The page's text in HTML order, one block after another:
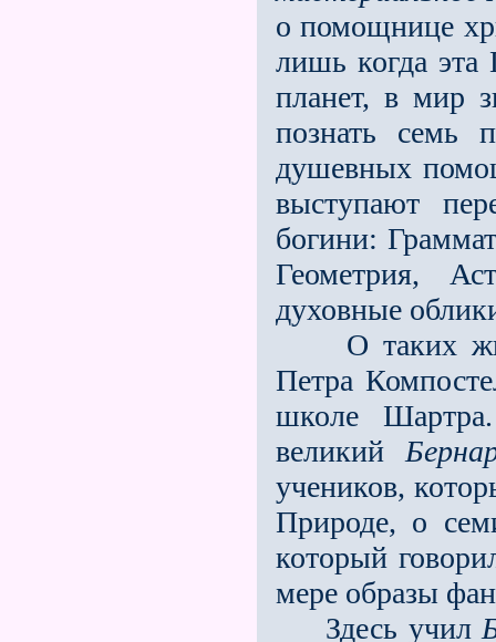
о помощнице
лишь когда эта
планет, в мир
познать семь
душевных
выступают
богини:
Геометрия,
духовные
О таких
Петра
школе
великий
учеников,
Природе, о
который
мере образы
Здесь учил